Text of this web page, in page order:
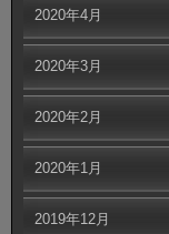
2020年4月
2020年3月
2020年2月
2020年1月
2019年12月